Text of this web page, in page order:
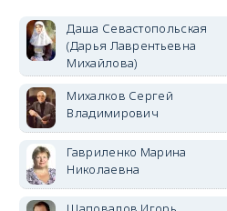
Даша Севастопольская
(Дарья Лаврентьевна
Михайлова)
Михалков Сергей
Владимирович
Гавриленко Марина
Николаевна